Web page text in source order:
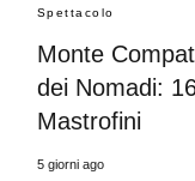
Spettacolo
Monte
dei Nomadi:
Mastrofini
5 giorni ago